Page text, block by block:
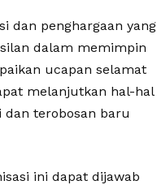
dan penghargaan yang
dalam memimpin
ucapan selamat
melanjutkan hal-hal
terobosan baru
ini dapat dijawab